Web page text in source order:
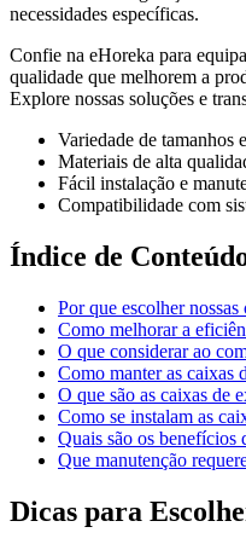
necessidades específicas.
Confie na eHoreka para
qualidade que melhorem a
Explore nossas soluções e
Variedade de tamanhos
Materiais de alta
Fácil instalação e
Compatibilidade com
Índice de
Por que escolher
Como melhorar a
O que considerar ao
Como manter as caixas
O que são as caixas de
Como se instalam as
Quais são os benefícios
Que manutenção
Dicas para